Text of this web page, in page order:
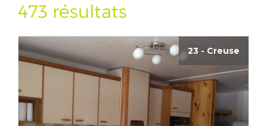
473 résultats
23 - Creuse